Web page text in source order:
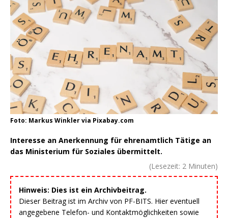
Foto: Markus Winkler via Pixabay.com
Interesse an Anerkennung für ehrenamtlich Tätige an
das Ministerium für Soziales übermittelt.
(Lesezeit: 2 Minuten)
Hinweis: Dies ist ein Archivbeitrag.
Dieser Beitrag ist im Archiv von PF-BITS. Hier eventuell
angegebene Telefon- und Kontaktmöglichkeiten sowie